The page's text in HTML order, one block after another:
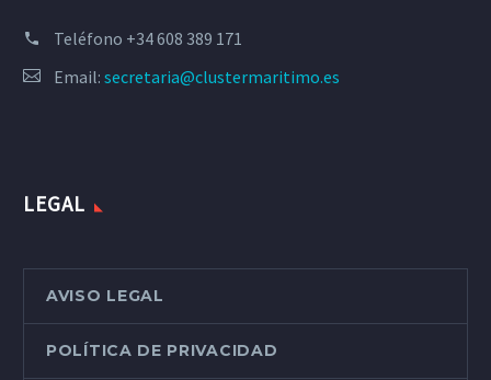
Teléfono +34 608 389 171
Email: secretaria@clustermaritimo.es
LEGAL
AVISO LEGAL
POLÍTICA DE PRIVACIDAD